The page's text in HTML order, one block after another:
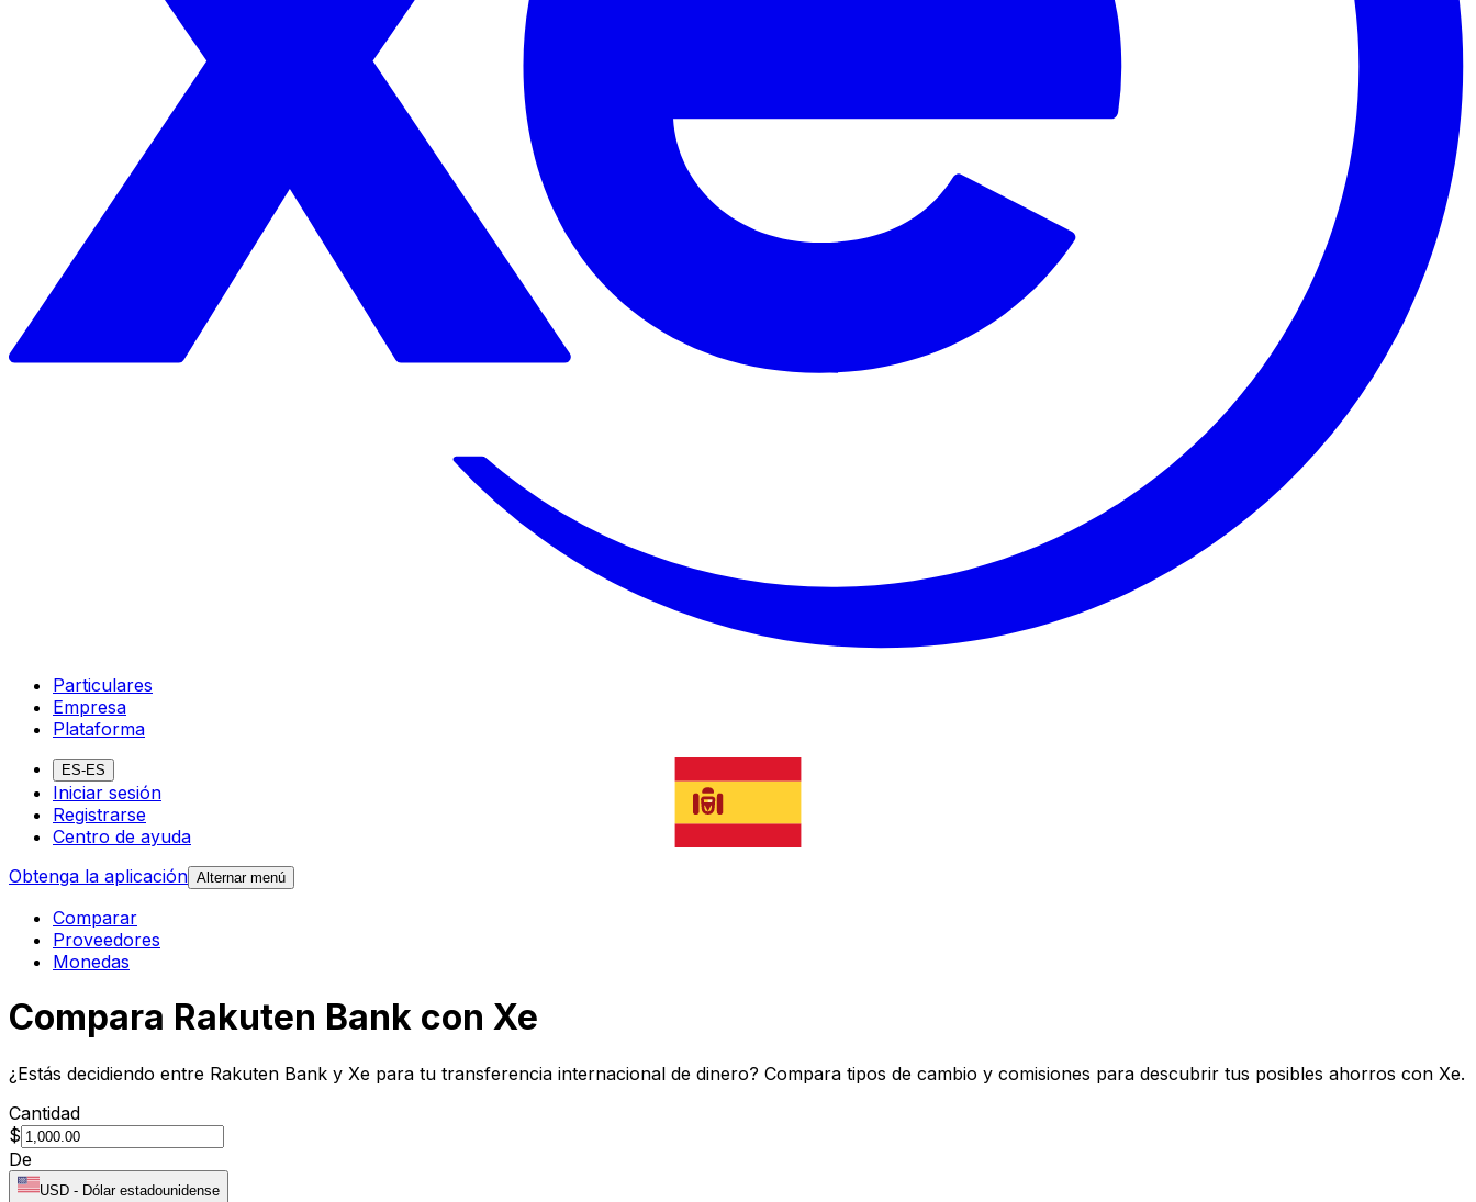
Particulares
Empresa
Plataforma
ES-ES
Iniciar sesión
Registrarse
Centro de ayuda
Obtenga la aplicación Alternar menú
Comparar
Proveedores
Monedas
Compara Rakuten Bank con Xe
¿Estás decidiendo entre Rakuten Bank y Xe para tu transferencia internacional de dinero? Compara tipos de cambio y comisiones para descubrir tus posibles ahorros con Xe.
Cantidad
$
De
USD - Dólar estadounidense